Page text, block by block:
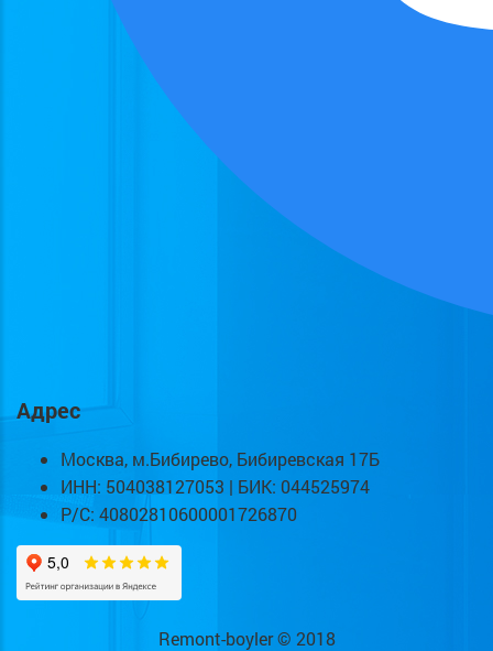
Адрес
Москва, м.Бибирево, Бибиревская 17Б
ИНН: 504038127053 | БИК: 044525974
Р/С: 40802810600001726870
Remont-boyler © 2018